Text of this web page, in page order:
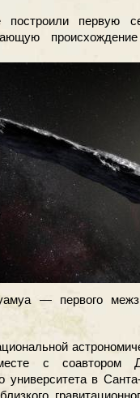
построили первую
— первого
с
университета в